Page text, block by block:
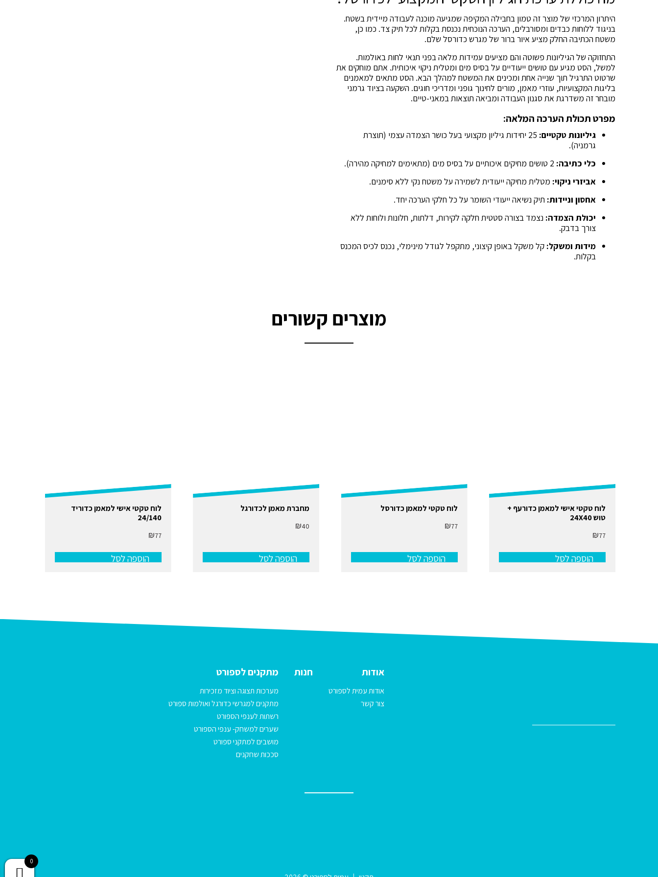
היתרון המרכזי של מוצר זה טמון בחבילה המקיפה שמגיעה מוכנה לעבודה מיידית בשטח.
בניגוד ללוחות כבדים ומסורבלים, הערכה הנוכחית נכנסת בקלות לכל תיק צד. כמו כן,
משטח הכתיבה החלק מציע איור ברור של מגרש כדורסל שלם.
התחזוקה של הגיליונות פשוטה והם מציעים עמידות מלאה בפני תנאי לחות באולמות.
למשל, הסט מגיע עם טושים ייעודיים על בסיס מים ומטלית ניקוי איכותית. אתם מוחקים את
שרטוט התרגיל תוך שנייה אחת ומכינים את המשטח למהלך הבא. הסט מתאים למאמנים
בליגות המקצועיות, עוזרי מאמן, מורים לחינוך גופני ומדריכי חוגים. השקעה בציוד גרמני
מובחר זה משדרגת את סגנון העבודה ומביאה תוצאות במאני-טיים.
מפרט תכולת הערכה המלאה:
גיליונות טקטיים:
25 יחידות גיליון מקצועי בעל כושר הצמדה עצמי (תוצרת
גרמניה).
כלי כתיבה:
אביזרי ניקוי: מטלית מחיקה ייעודית לשמירה על משטח נקי ללא סימנים.
אחסון וניידות: תיק נשיאה ייעודי השומר על כל חלקי הערכה יחד.
יכולת הצמדה: נצמד בצורה סטטית חלקה לקירות, דלתות, חלונות ולוחות ללא
צורך בדבק.
מידות ומשקל: קל משקל באופן קיצוני, מתקפל לגודל מינימלי, נכנס לכיס המכנס
בקלות.
מוצרים קשורים
לוח טקטי אישי למאמן כדורעף +
טוש 24X40
₪77
הוספה לסל
לוח טקטי למאמן כדורסל
₪77
הוספה לסל
מחברת מאמן לכדורגל
₪40
הוספה לסל
לוח טקטי אישי למאמן כדוריד
24/140
₪77
הוספה לסל
אודות
אודות עמית לספורט
צור קשר
חנות מתקנים לספורט
מערכות תצוגה וציוד מזכירות
מתקנים למגרשי כדורגל ואולמות ספורט
רשתות לענפי הספורט
שערים למשחק- ענפי הספורט
מושבים למתקני ספורט
סככות שחקנים
0